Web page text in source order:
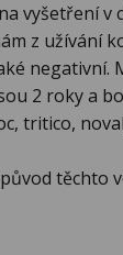
vyšetření v
z užívání
negativní.
2 roky a
tritico,
těchto